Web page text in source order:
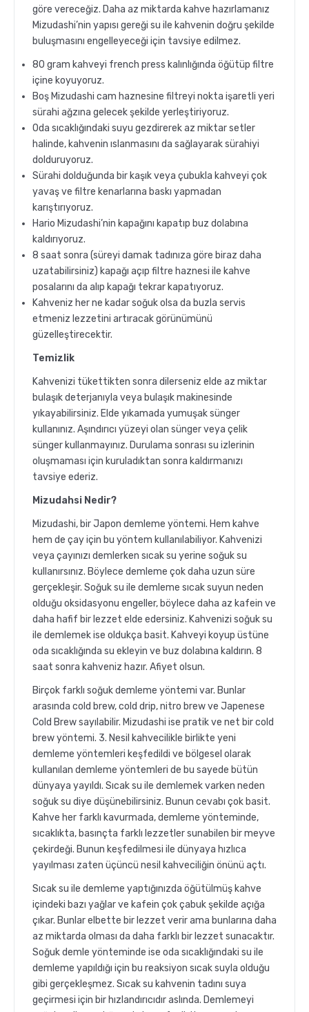
göre vereceğiz. Daha az miktarda kahve hazırlamanız
Mizudashi’nin yapısı gereği su ile kahvenin doğru şekilde
buluşmasını engelleyeceği için tavsiye edilmez.
80 gram kahveyi french press kalınlığında öğütüp filtre
içine koyuyoruz.
Boş Mizudashi cam haznesine filtreyi nokta işaretli yeri
sürahi ağzına gelecek şekilde yerleştiriyoruz.
Oda sıcaklığındaki suyu gezdirerek az miktar setler
halinde, kahvenin ıslanmasını da sağlayarak sürahiyi
dolduruyoruz.
Sürahi dolduğunda bir kaşık veya çubukla kahveyi çok
yavaş ve filtre kenarlarına baskı yapmadan
karıştırıyoruz.
Hario Mizudashi’nin kapağını kapatıp buz dolabına
kaldırıyoruz.
8 saat sonra (süreyi damak tadınıza göre biraz daha
uzatabilirsiniz) kapağı açıp filtre haznesi ile kahve
posalarını da alıp kapağı tekrar kapatıyoruz.
Kahveniz her ne kadar soğuk olsa da buzla servis
etmeniz lezzetini artıracak görünümünü
güzelleştirecektir.
Temizlik
Kahvenizi tükettikten sonra dilerseniz elde az miktar
bulaşık deterjanıyla veya bulaşık makinesinde
yıkayabilirsiniz. Elde yıkamada yumuşak sünger
kullanınız. Aşındırıcı yüzeyi olan sünger veya çelik
sünger kullanmayınız. Durulama sonrası su izlerinin
oluşmaması için kuruladıktan sonra kaldırmanızı
tavsiye ederiz.
Mizudahsi Nedir?
Mizudashi, bir Japon demleme yöntemi. Hem kahve
hem de çay için bu yöntem kullanılabiliyor. Kahvenizi
veya çayınızı demlerken sıcak su yerine soğuk su
kullanırsınız. Böylece demleme çok daha uzun süre
gerçekleşir. Soğuk su ile demleme sıcak suyun neden
olduğu oksidasyonu engeller, böylece daha az kafein ve
daha hafif bir lezzet elde edersiniz. Kahvenizi soğuk su
ile demlemek ise oldukça basit. Kahveyi koyup üstüne
oda sıcaklığında su ekleyin ve buz dolabına kaldırın. 8
saat sonra kahveniz hazır. Afiyet olsun.
Birçok farklı soğuk demleme yöntemi var. Bunlar
arasında cold brew, cold drip, nitro brew ve Japenese
Cold Brew sayılabilir. Mizudashi ise pratik ve net bir cold
brew yöntemi. 3. Nesil kahvecilikle birlikte yeni
demleme yöntemleri keşfedildi ve bölgesel olarak
kullanılan demleme yöntemleri de bu sayede bütün
dünyaya yayıldı. Sıcak su ile demlemek varken neden
soğuk su diye düşünebilirsiniz. Bunun cevabı çok basit.
Kahve her farklı kavurmada, demleme yönteminde,
sıcaklıkta, basınçta farklı lezzetler sunabilen bir meyve
çekirdeği. Bunun keşfedilmesi ile dünyaya hızlıca
yayılması zaten üçüncü nesil kahveciliğin önünü açtı.
Sıcak su ile demleme yaptığınızda öğütülmüş kahve
içindeki bazı yağlar ve kafein çok çabuk şekilde açığa
çıkar. Bunlar elbette bir lezzet verir ama bunlarına daha
az miktarda olması da daha farklı bir lezzet sunacaktır.
Soğuk demle yönteminde ise oda sıcaklığındaki su ile
demleme yapıldığı için bu reaksiyon sıcak suyla olduğu
gibi gerçekleşmez. Sıcak su kahvenin tadını suya
geçirmesi için bir hızlandırıcıdır aslında. Demlemeyi